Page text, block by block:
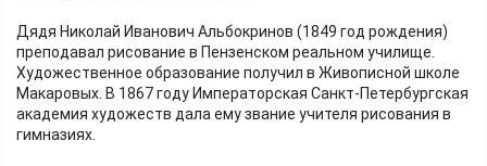
Дядя Николай Иванович Альбокринов (1849 год рождения)
преподавал рисование в Пензенском реальном училище.
Художественное образование получил в Живописной школе
Макаровых. В 1867 году Императорская Санкт-Петербургская
академия художеств дала ему звание учителя рисования в
гимназиях.